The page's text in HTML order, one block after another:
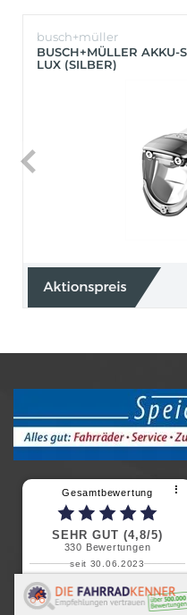
busch+müller
BUSCH+MÜLLER AKKU-
LUX (SILBER)
Gesamtbewertung ⠇
SEHR GUT (4,8/5)
330 Bewertungen
seit 30.06.2023
Renate H.
Vielen Dank für ein herzliches